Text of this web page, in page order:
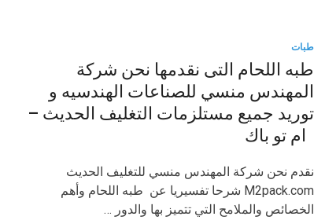
طبات
طبه اللحام التى نقدمها نحن شركة
المهندس منسي للصناعات الهندسيه و
توريد جميع مستلزمات التغليف الحديث –
ام تو باك
نقدم نحن شركة المهندس منسي للتغليف الحديث
M2pack.com شرحا تفسيريا عن طبه اللحام وأهم
الخصائص والملامح التي تتميز بها والدور …